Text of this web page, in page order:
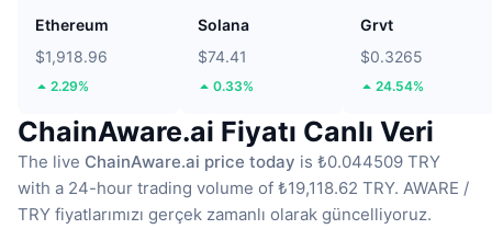
Ethereum
$1,918.96
2.29%
Solana
$74.41
0.33%
Grvt
$0.3265
24.54%
ChainAware.ai Fiyatı Canlı Veri
The live ChainAware.ai price today is ₺0.044509 TRY
with a 24-hour trading volume of ₺19,118.62 TRY. AWARE /
TRY fiyatlarımızı gerçek zamanlı olarak güncelliyoruz.